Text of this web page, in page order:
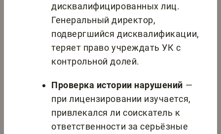
дисквалифицированных лиц.
Генеральный директор,
подвергшийся дисквалификации,
теряет право учреждать УК с
контрольной долей.
Проверка истории нарушений —
при лицензировании изучается,
привлекался ли соискатель к
ответственности за серьёзные